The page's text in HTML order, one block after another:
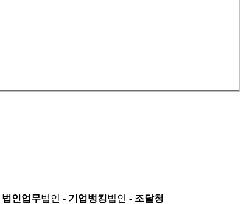
법인업무법인 - 기업뱅킹법인 - 조달청